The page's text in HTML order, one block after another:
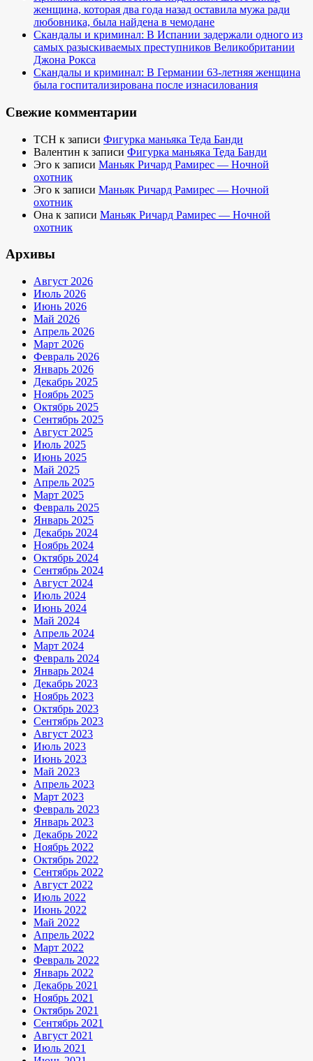
женщина, которая два года назад оставила мужа ради
любовника, была найдена в чемодане
Скандалы и криминал: В Испании задержали одного из
самых разыскиваемых преступников Великобритании
Джона Рокса
Скандалы и криминал: В Германии 63-летняя женщина
была госпитализирована после изнасилования
Свежие комментарии
TCH к записи Фигурка маньяка Теда Банди
Валентин к записи Фигурка маньяка Теда Банди
Эго к записи Маньяк Ричард Рамирес — Ночной
охотник
Эго к записи Маньяк Ричард Рамирес — Ночной
охотник
Она к записи Маньяк Ричард Рамирес — Ночной
охотник
Архивы
Август 2026
Июль 2026
Июнь 2026
Май 2026
Апрель 2026
Март 2026
Февраль 2026
Январь 2026
Декабрь 2025
Ноябрь 2025
Октябрь 2025
Сентябрь 2025
Август 2025
Июль 2025
Июнь 2025
Май 2025
Апрель 2025
Март 2025
Февраль 2025
Январь 2025
Декабрь 2024
Ноябрь 2024
Октябрь 2024
Сентябрь 2024
Август 2024
Июль 2024
Июнь 2024
Май 2024
Апрель 2024
Март 2024
Февраль 2024
Январь 2024
Декабрь 2023
Ноябрь 2023
Октябрь 2023
Сентябрь 2023
Август 2023
Июль 2023
Июнь 2023
Май 2023
Апрель 2023
Март 2023
Февраль 2023
Январь 2023
Декабрь 2022
Ноябрь 2022
Октябрь 2022
Сентябрь 2022
Август 2022
Июль 2022
Июнь 2022
Май 2022
Апрель 2022
Март 2022
Февраль 2022
Январь 2022
Декабрь 2021
Ноябрь 2021
Октябрь 2021
Сентябрь 2021
Август 2021
Июль 2021